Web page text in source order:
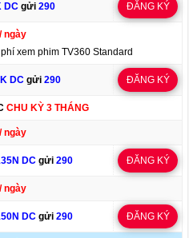
DCgửi 290 ĐĂNG KÝ
ngày
xem phim TV360 Standard
DCgửi 290 ĐĂNG KÝ
CHU KỲ 3 THÁNG
ngày
DCgửi 290 ĐĂNG KÝ
ngày
DCgửi 290 ĐĂNG KÝ